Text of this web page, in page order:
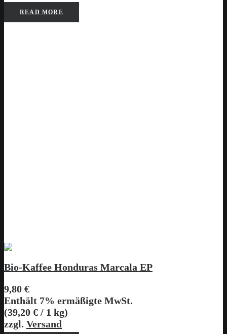
READ MORE
Bio-Kaffee Honduras Marcala EP
9,80 €
Enthält 7% ermäßigte MwSt.
(39,20 € / 1 kg)
zzgl. Versand